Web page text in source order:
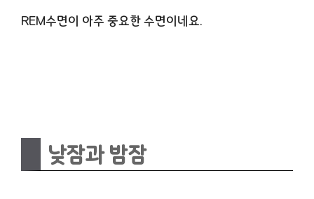
REM수면이 아주 중요한 수면이네요.
낮잠과 밤잠